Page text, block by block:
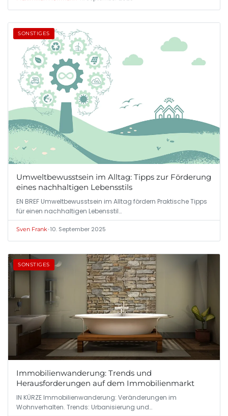
SONSTIGES
Umweltbewusstsein im Alltag: Tipps zur Förderung
eines nachhaltigen Lebensstils
EN BREF Umweltbewusstsein im Alltag fördern Praktische Tipps
für einen nachhaltigen Lebensstil…
Sven Frank•10. September 2025
SONSTIGES
Immobilienwanderung: Trends und
Herausforderungen auf dem Immobilienmarkt
IN KÜRZE Immobilienwanderung: Veränderungen im
Wohnverhalten. Trends: Urbanisierung und…